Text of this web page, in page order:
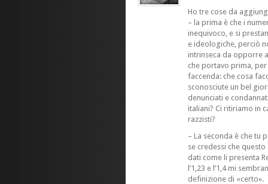
Ho tre cose da
– la prima è che i
inequivoco, e si
e ideologiche, perciò
intrinseca da opporre
che portavo prima,
faccenda: che cosa
sconosciute un bel
denunciati e
italiani? Ci ritiriamo in
razzisti?
– La seconda è che tu
se credessi che
dati come li presenta
l’1,23 e l’1,4 mi
definizione di «certo».